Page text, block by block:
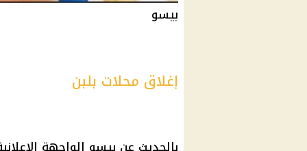
بيسو
إغلاق محلات بلبن